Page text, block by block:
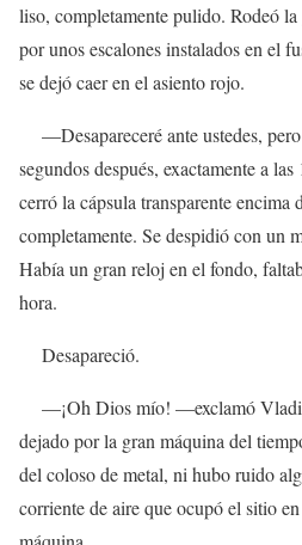
liso, completamente pulido. Rodeó
por unos escalones instalados en el
se dejó caer en el asiento rojo.
—Desapareceré ante ustedes, pero
segundos después, exactamente a
cerró la cápsula transparente encima
completamente. Se despidió con un
Había un gran reloj en el fondo,
hora.
Desapareció.
—¡Oh Dios mío! —exclamó
dejado por la gran máquina del
del coloso de metal, ni hubo ruido
corriente de aire que ocupó el sitio